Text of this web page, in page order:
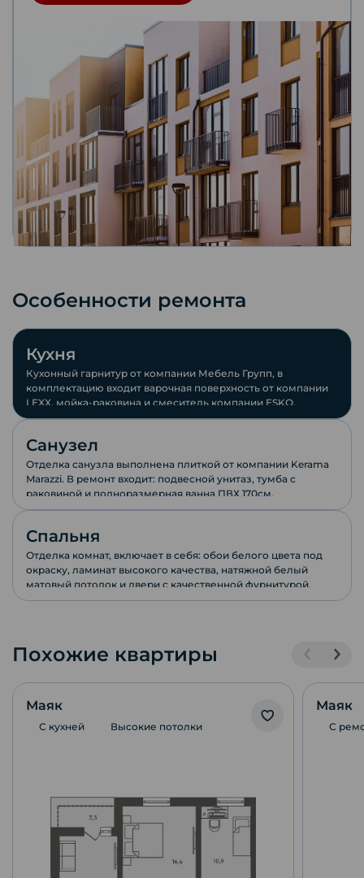
Особенности ремонта
Кухня
Кухонный гарнитур от компании Мебель Групп, в
комплектацию входит варочная поверхность от компании
LEXX, мойка-раковина и смеситель компании ESKO.
Санузел
Отделка санузла выполнена плиткой от компании Keramа
Marazzi. В ремонт входит: подвесной унитаз, тумба с
раковиной и полноразмерная ванна ПВХ 170см.
Спальня
Отделка комнат, включает в себя: обои белого цвета под
окраску, ламинат высокого качества, натяжной белый
матовый потолок и двери с качественной фурнитурой.
Похожие квартиры
Маяк
С кухней Высокие потолки
Маяк
С